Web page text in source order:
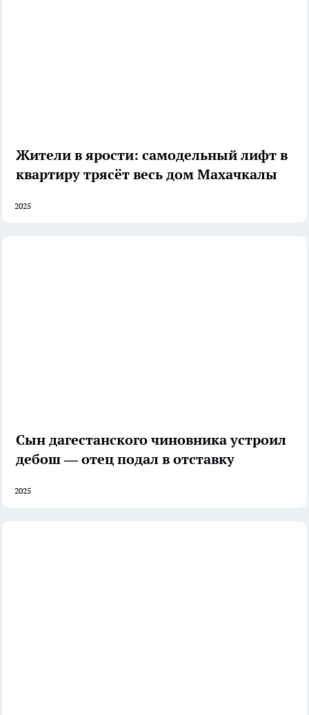
Жители в ярости: самодельный лифт в
квартиру трясёт весь дом Махачкалы
2025
Сын дагестанского чиновника устроил
дебош — отец подал в отставку
2025